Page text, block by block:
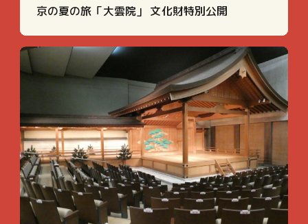
京の夏の旅「大雲院」 文化財特別公開